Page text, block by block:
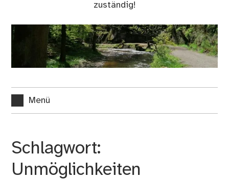
zuständig!
Menü
Schlagwort:
Unmöglichkeiten